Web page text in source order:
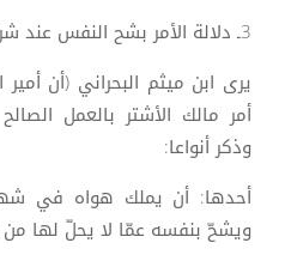
3ـ دلالة الأمر بشح النفس عند شراح نهج البلاغة.
يرى ابن ميثم البحراني (أن
أمر مالك الأشتر بالعمل
وذكر أنواعا:
أحدها: أن يملك هواه في
ويشحّ بنفسه عمّا لا يحلّ لها من